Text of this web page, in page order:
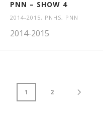
PNN – SHOW 4
2014-2015, PNHS, PNN
2014-2015
1 2